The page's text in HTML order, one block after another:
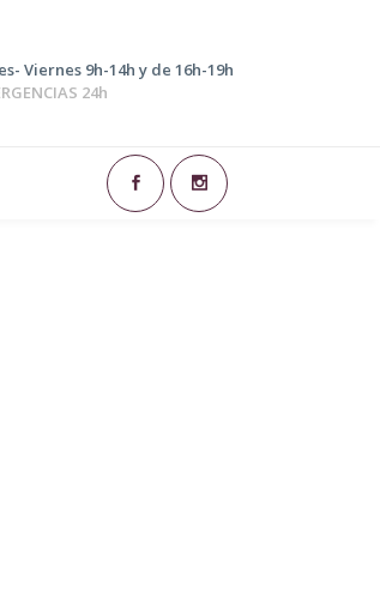
Viernes 9h-14h y de 16h-19h
24h
encargada de